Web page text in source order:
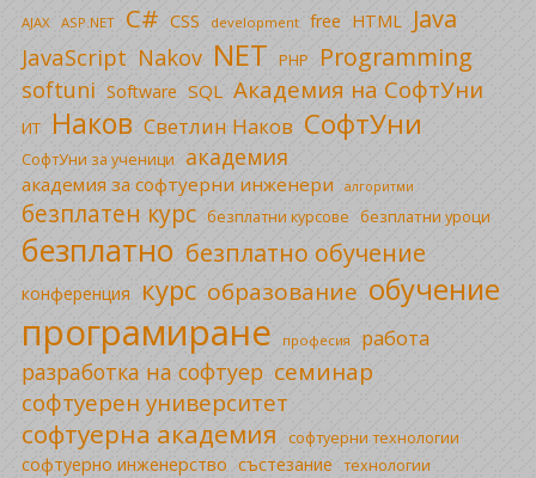
AJAX ASP.NET C# CSS development free HTML Java
JavaScript Nakov NET PHP Programming
softuni Software SQL Академия на СофтУни
ИТ Наков Светлин Наков СофтУни
СофтУни за ученици академия
академия за софтуерни инженери алгоритми
безплатен курс безплатни курсове безплатни уроци
безплатно безплатно обучение
конференция курс образование обучение
програмиране професия работа
разработка на софтуер семинар
софтуерен университет
софтуерна академия софтуерни технологии
софтуерно инженерство състезание технологии